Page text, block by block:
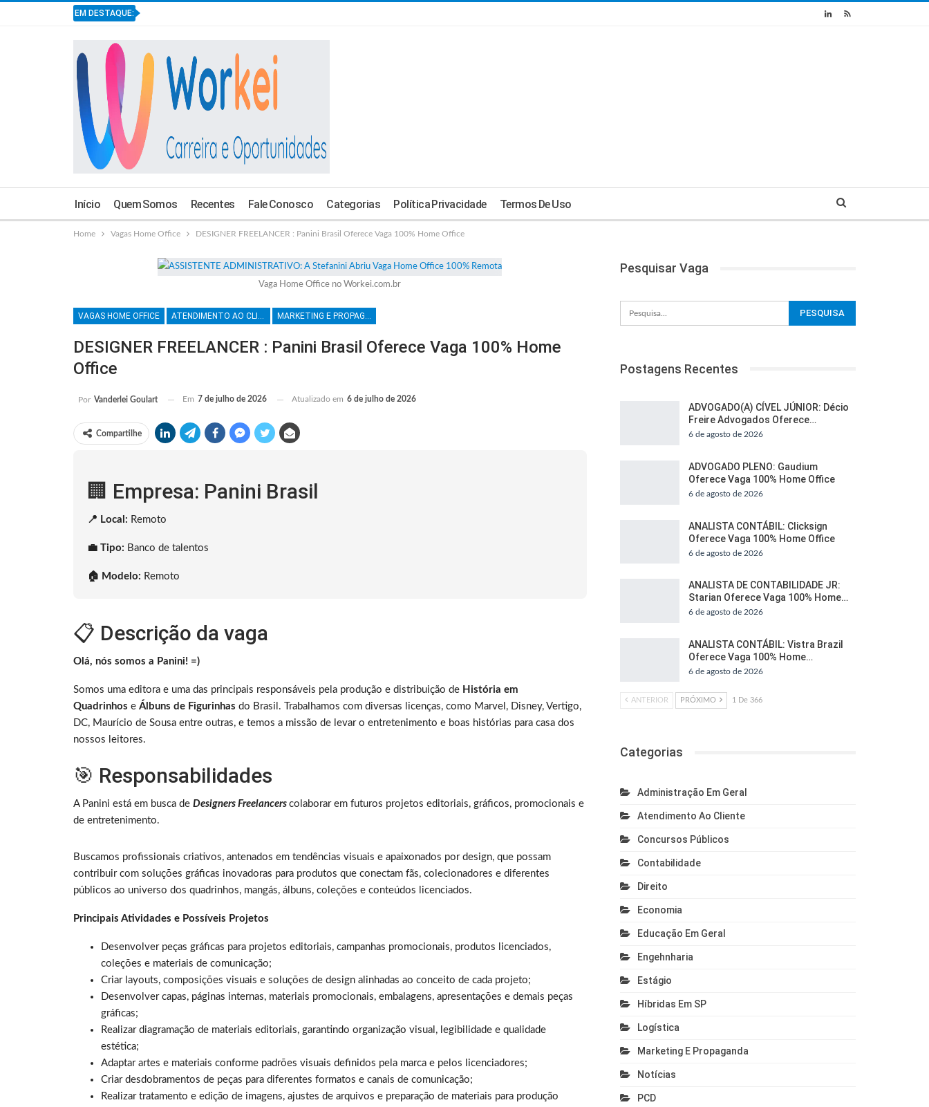
EM DESTAQUE:
Início Quem Somos Recentes Fale Conosco Categorias Política Privacidade Termos De Uso
Home Vagas Home Office DESIGNER FREELANCER : Panini Brasil Oferece Vaga 100% Home Office
Vaga Home Office no Workei.com.br
VAGAS HOME OFFICE ATENDIMENTO AO CLIENTE MARKETING E PROPAGANDA
DESIGNER FREELANCER : Panini Brasil Oferece Vaga 100% Home
Office
Por Vanderlei Goulart Em 7 de julho de 2026 Atualizado em 6 de julho de 2026
Compartilhe
🏢 Empresa: Panini Brasil
📍 Local: Remoto
💼 Tipo: Banco de talentos
🏠 Modelo: Remoto
📋 Descrição da vaga
Olá, nós somos a Panini! =)
Somos uma editora e uma das principais responsáveis pela produção e distribuição de História em
Quadrinhos e Álbuns de Figurinhas do Brasil. Trabalhamos com diversas licenças, como Marvel, Disney, Vertigo,
DC, Maurício de Sousa entre outras, e temos a missão de levar o entretenimento e boas histórias para casa dos
nossos leitores.
🎯 Responsabilidades
A Panini está em busca de Designers Freelancers colaborar em futuros projetos editoriais, gráficos, promocionais e
de entretenimento.
Buscamos profissionais criativos, antenados em tendências visuais e apaixonados por design, que possam
contribuir com soluções gráficas inovadoras para produtos que conectam fãs, colecionadores e diferentes
públicos ao universo dos quadrinhos, mangás, álbuns, coleções e conteúdos licenciados.
Principais Atividades e Possíveis Projetos
Desenvolver peças gráficas para projetos editoriais, campanhas promocionais, produtos licenciados,
coleções e materiais de comunicação;
Criar layouts, composições visuais e soluções de design alinhadas ao conceito de cada projeto;
Desenvolver capas, páginas internas, materiais promocionais, embalagens, apresentações e demais peças
gráficas;
Realizar diagramação de materiais editoriais, garantindo organização visual, legibilidade e qualidade
estética;
Adaptar artes e materiais conforme padrões visuais definidos pela marca e pelos licenciadores;
Criar desdobramentos de peças para diferentes formatos e canais de comunicação;
Realizar tratamento e edição de imagens, ajustes de arquivos e preparação de materiais para produção
Pesquisar Vaga
Postagens Recentes
ADVOGADO(A) CÍVEL JÚNIOR: Décio
Freire Advogados Oferece…
6 de agosto de 2026
ADVOGADO PLENO: Gaudium
Oferece Vaga 100% Home Office
6 de agosto de 2026
ANALISTA CONTÁBIL: Clicksign
Oferece Vaga 100% Home Office
6 de agosto de 2026
ANALISTA DE CONTABILIDADE JR:
Starian Oferece Vaga 100% Home…
6 de agosto de 2026
ANALISTA CONTÁBIL: Vistra Brazil
Oferece Vaga 100% Home…
6 de agosto de 2026
ANTERIOR PRÓXIMO 1 De 366
Categorias
Administração Em Geral
Atendimento Ao Cliente
Concursos Públicos
Contabilidade
Direito
Economia
Educação Em Geral
Engehnharia
Estágio
Híbridas Em SP
Logística
Marketing E Propaganda
Notícias
PCD